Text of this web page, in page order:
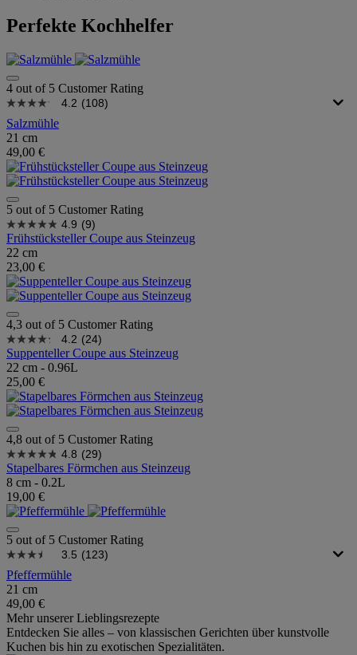
Perfekte Kochhelfer
4 out of 5 Customer Rating
4.2 (108)
Salzmühle
21 cm
49,00 €
5 out of 5 Customer Rating
4.9 (9)
Frühstücksteller Coupe aus Steinzeug
22 cm
23,00 €
4,3 out of 5 Customer Rating
4.2 (24)
Suppenteller Coupe aus Steinzeug
22 cm - 0.96L
25,00 €
4,8 out of 5 Customer Rating
4.8 (29)
Stapelbares Förmchen aus Steinzeug
8 cm - 0.2L
19,00 €
5 out of 5 Customer Rating
3.5 (123)
Pfeffermühle
21 cm
49,00 €
Mehr unserer Lieblingsrezepte
Entdecken Sie alles – von klassischen Gerichten über kunstvolle
Kuchen bis hin zu exotischen Spezialitäten.